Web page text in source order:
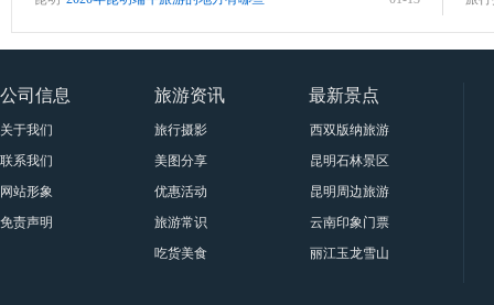
公司信息
关于我们
联系我们
网站形象
免责声明
旅游资讯
旅行摄影
美图分享
优惠活动
旅游常识
吃货美食
最新景点
西双版纳旅游景点大全
昆明石林景区要门票吗？属于
昆明周边旅游十一大景点与门
云南印象门票贵宾票、甲票、
丽江玉龙雪山印象丽江门票|套